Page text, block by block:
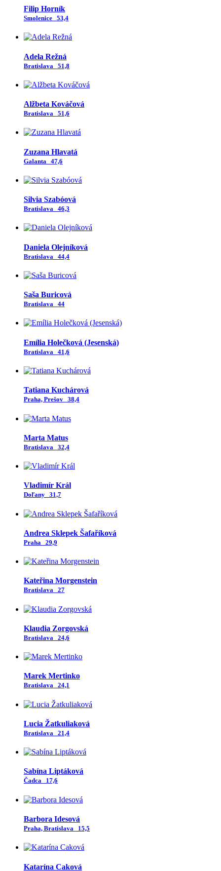
Filip Horník
Smolenice 53,4
Adela Režná
Bratislava 51,8
Alžbeta Kováčová
Bratislava 51,6
Zuzana Hlavatá
Galanta 47,6
Silvia Szabóová
Bratislava 46,3
Daniela Olejníková
Bratislava 44,4
Saša Buricová
Bratislava 44
Emília Holečková (Jesenská)
Bratislava 41,6
Tatiana Kuchárová
Praha, Prešov 38,4
Marta Matus
Bratislava 32,4
Vladimír Král
Doľany 31,7
Andrea Sklepek Šafaříková
Praha 29,9
Kateřina Morgenstein
Bratislava 27
Klaudia Zorgovská
Bratislava 24,6
Marek Mertinko
Bratislava 24,1
Lucia Žatkuliaková
Bratislava 21,4
Sabína Liptáková
Čadca 17,6
Barbora Idesová
Praha, Bratislava 15,5
Katarína Caková